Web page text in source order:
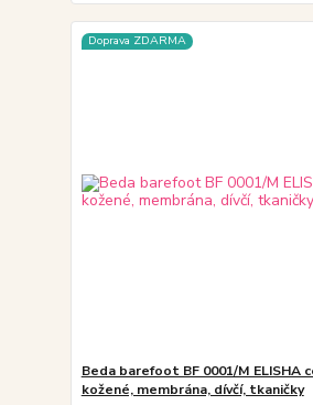
Doprava ZDARMA
Beda barefoot BF 0001/M ELISHA
kožené, membrána, dívčí, tkaničky